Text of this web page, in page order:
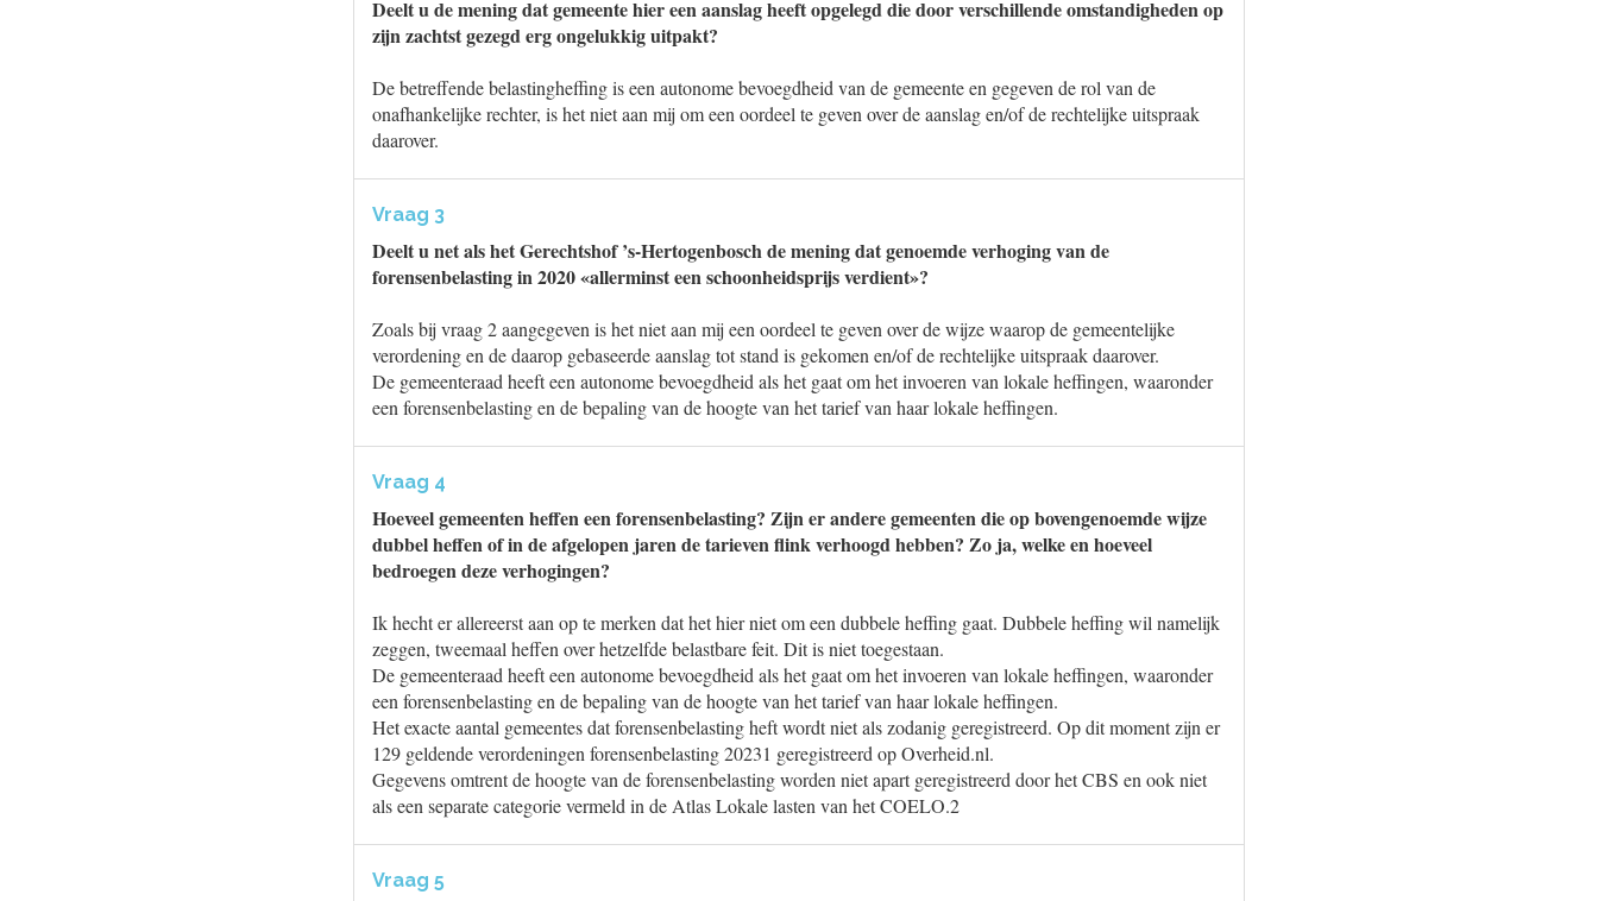
Deelt u de mening dat gemeente hier een aanslag heeft opgelegd die door verschillende omstandigheden op
zijn zachtst gezegd erg ongelukkig uitpakt?
De betreffende belastingheffing is een autonome bevoegdheid van de gemeente en gegeven de rol van de
onafhankelijke rechter, is het niet aan mij om een oordeel te geven over de aanslag en/of de rechtelijke uitspraak
daarover.
Vraag 3
Deelt u net als het Gerechtshof ’s-Hertogenbosch de mening dat genoemde verhoging van de
forensenbelasting in 2020 «allerminst een schoonheidsprijs verdient»?
Zoals bij vraag 2 aangegeven is het niet aan mij een oordeel te geven over de wijze waarop de gemeentelijke
verordening en de daarop gebaseerde aanslag tot stand is gekomen en/of de rechtelijke uitspraak daarover.
De gemeenteraad heeft een autonome bevoegdheid als het gaat om het invoeren van lokale heffingen, waaronder
een forensenbelasting en de bepaling van de hoogte van het tarief van haar lokale heffingen.
Vraag 4
Hoeveel gemeenten heffen een forensenbelasting? Zijn er andere gemeenten die op bovengenoemde wijze
dubbel heffen of in de afgelopen jaren de tarieven flink verhoogd hebben? Zo ja, welke en hoeveel
bedroegen deze verhogingen?
Ik hecht er allereerst aan op te merken dat het hier niet om een dubbele heffing gaat. Dubbele heffing wil namelijk
zeggen, tweemaal heffen over hetzelfde belastbare feit. Dit is niet toegestaan.
De gemeenteraad heeft een autonome bevoegdheid als het gaat om het invoeren van lokale heffingen, waaronder
een forensenbelasting en de bepaling van de hoogte van het tarief van haar lokale heffingen.
Het exacte aantal gemeentes dat forensenbelasting heft wordt niet als zodanig geregistreerd. Op dit moment zijn er
129 geldende verordeningen forensenbelasting 20231 geregistreerd op Overheid.nl.
Gegevens omtrent de hoogte van de forensenbelasting worden niet apart geregistreerd door het CBS en ook niet
als een separate categorie vermeld in de Atlas Lokale lasten van het COELO.2
Vraag 5